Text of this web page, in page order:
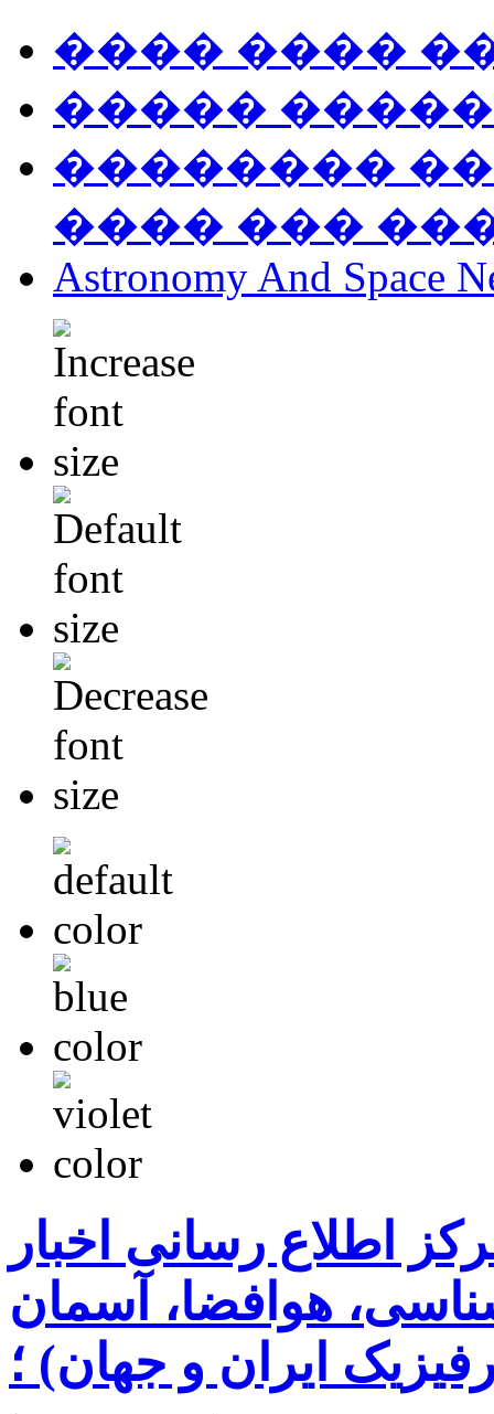
���� ����
�����
��������
���� ���
Astronomy And Space
اطلاع رسانی اخبار
هوافضا، آسمان
ایران و جهان) ؛